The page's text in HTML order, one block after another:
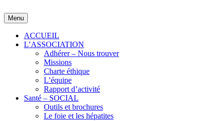
to
content
Menu
ACCUEIL
L’ASSOCIATION
Adhérer – Nous trouver
Missions
Charte éthique
L’équipe
Rapport d’activité
Santé – SOCIAL
Outils et brochures
Le foie et les hépatites